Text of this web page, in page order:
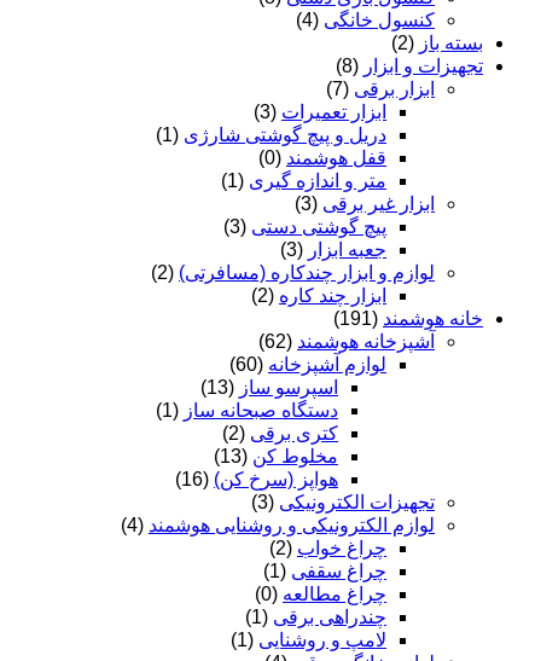
کنسول خانگی (4)
بسته باز (2)
تجهیزات و ابزار (8)
ابزار برقی (7)
ابزار تعمیرات (3)
دریل و پیچ گوشتی شارژی (1)
قفل هوشمند (0)
متر و اندازه گیری (1)
ابزار غیر برقی (3)
پیچ گوشتی دستی (3)
جعبه ابزار (3)
لوازم و ابزار چندکاره (مسافرتی) (2)
ابزار چند کاره (2)
خانه هوشمند (191)
آشپزخانه هوشمند (62)
لوازم آشپزخانه (60)
اسپرسو ساز (13)
دستگاه صبحانه ساز (1)
کتری برقی (2)
مخلوط کن (13)
هواپز (سرخ کن) (16)
تجهیزات الکترونیکی (3)
لوازم الکترونیکی و روشنایی هوشمند (4)
چراغ خواب (2)
چراغ سقفی (1)
چراغ مطالعه (0)
چندراهی برقی (1)
لامپ و روشنایی (1)